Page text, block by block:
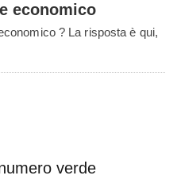
economico
? La risposta è qui,
verde